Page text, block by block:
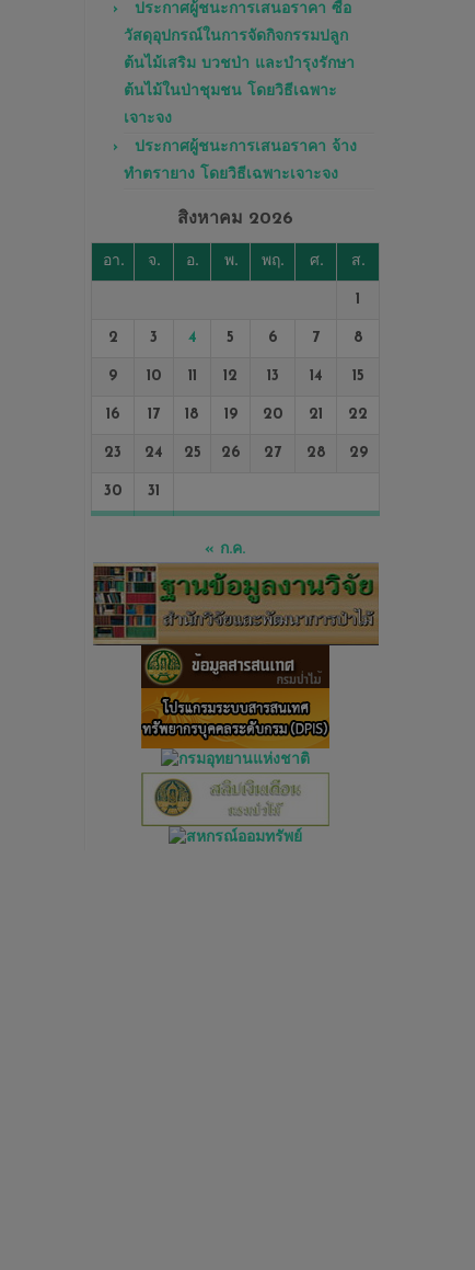
ประกาศผู้ชนะการเสนอราคา ซื้อ
วัสดุอุปกรณ์ในการจัดกิจกรรมปลูก
ต้นไม้เสริม บวชป่า และบำรุงรักษา
ต้นไม้ในป่าชุมชน โดยวิธีเฉพาะ
เจาะจง
ประกาศผู้ชนะการเสนอราคา จ้าง
ทำตรายาง โดยวิธีเฉพาะเจาะจง
สิงหาคม 2026
อา. จ. อ. พ. พฤ. ศ. ส.
1
2 3 4 5 6 7 8
9 10 11 12 13 14 15
16 17 18 19 20 21 22
23 24 25 26 27 28 29
30 31
« ก.ค.